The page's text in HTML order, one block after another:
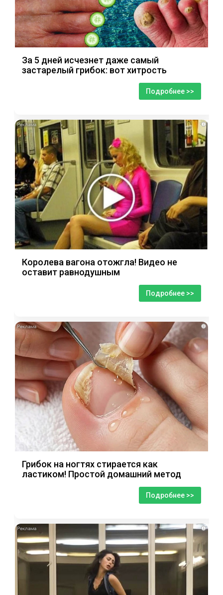
За 5 дней исчезнет даже самый
застарелый грибок: вот хитрость
Подробнее >>
i
Королева вагона отожгла! Видео не
оставит равнодушным
Подробнее >>
i
Грибок на ногтях стирается как
ластиком! Простой домашний метод
Подробнее >>
i